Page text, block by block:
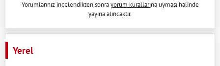
Yorumlarınız incelendikten sonrayorum kurallarına uyması halinde
yayına alıncaktır.
Yerel